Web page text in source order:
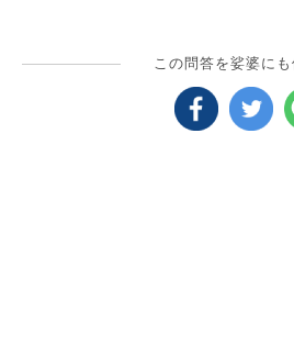
この問答を娑婆にも